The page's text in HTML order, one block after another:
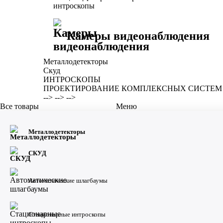
Камеры видеонаблюдения
Металлодетекторы
Скуд
ИНТРОСКОПЫ
ПРОЕКТИРОВАНИЕ КОМПЛЕКСНЫХ СИСТЕМ
--> --> -->
Все товары
Металлодетекторы
СКУД
Автоматические шлагбаумы
Стационарные интроскопы
Меню
Заказать звонок: